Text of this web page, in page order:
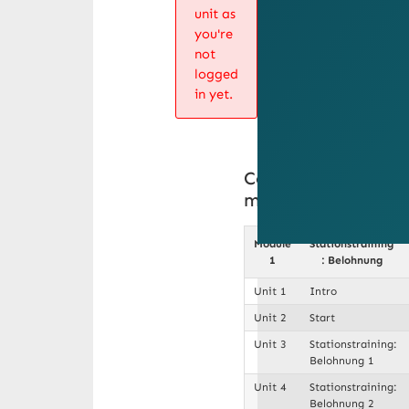
unit as
you're
not
logged
in yet.
Course
menu
Module
1
Stationstraining
: Belohnung
Unit 1 Intro
Unit 2 Start
Unit 3
Stationstraining:
Belohnung 1
Unit 4
Stationstraining:
Belohnung 2